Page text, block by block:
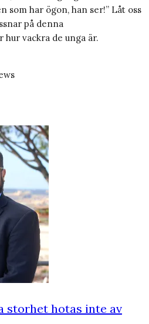
som har ögon, han ser!” Låt oss
på denna
hur vackra de unga är.
storhet hotas inte av